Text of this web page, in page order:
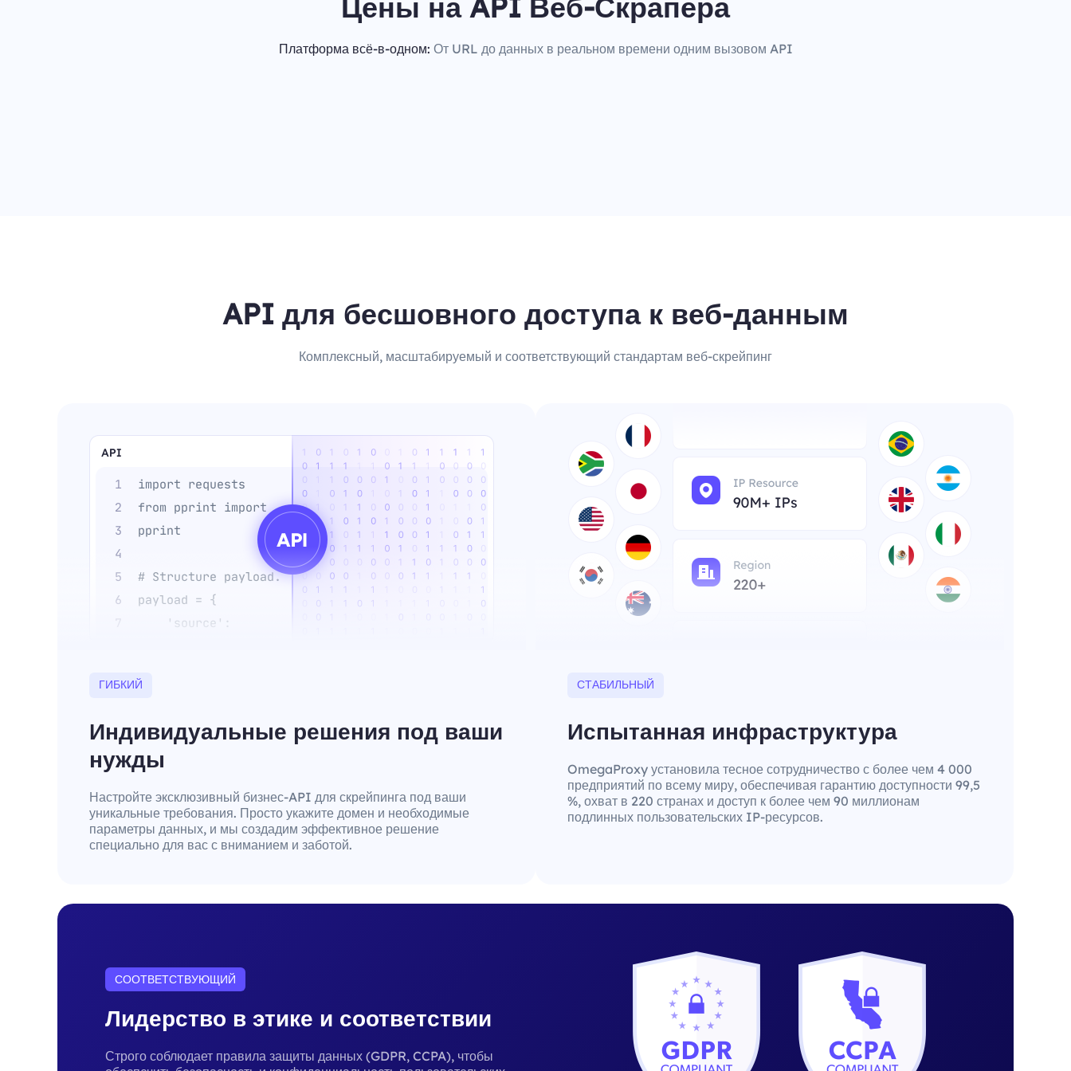
Платформа всё-в-одном: От URL до данных в реальном времени одним вызовом API
API для бесшовного доступа к веб-данным
Комплексный, масштабируемый и соответствующий стандартам веб-скрейпинг
ГИБКИЙ
Индивидуальные решения под ваши
нужды
Настройте эксклюзивный бизнес-API для скрейпинга под ваши
уникальные требования. Просто укажите домен и необходимые
параметры данных, и мы создадим эффективное решение
специально для вас с вниманием и заботой.
СТАБИЛЬНЫЙ
Испытанная инфраструктура
OmegaProxy установила тесное сотрудничество с более чем 4 000
предприятий по всему миру, обеспечивая гарантию доступности 99,5
%, охват в 220 странах и доступ к более чем 90 миллионам
подлинных пользовательских IP-ресурсов.
СООТВЕТСТВУЮЩИЙ
Лидерство в этике и соответствии
Строго соблюдает правила защиты данных (GDPR, CCPA), чтобы